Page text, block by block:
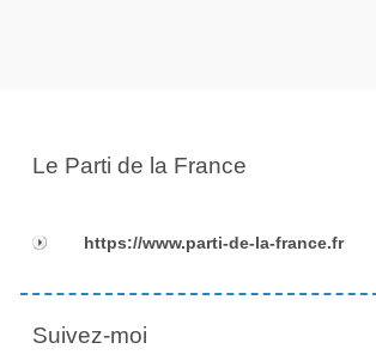
Le Parti de la France
https://www.parti-de-la-france.fr
Suivez-moi